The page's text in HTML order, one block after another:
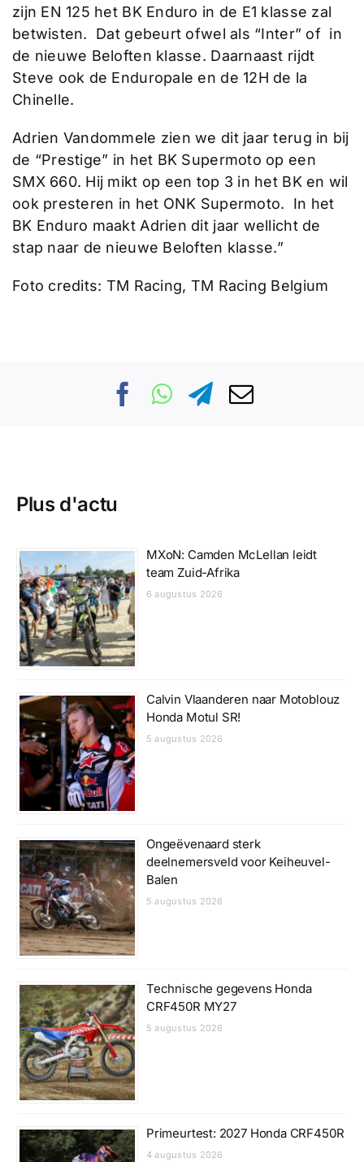
zijn EN 125 het BK Enduro in de E1 klasse zal
betwisten. Dat gebeurt ofwel als “Inter” of in
de nieuwe Beloften klasse. Daarnaast rijdt
Steve ook de Enduropale en de 12H de la
Chinelle.
Adrien Vandommele zien we dit jaar terug in bij
de “Prestige” in het BK Supermoto op een
SMX 660. Hij mikt op een top 3 in het BK en wil
ook presteren in het ONK Supermoto. In het
BK Enduro maakt Adrien dit jaar wellicht de
stap naar de nieuwe Beloften klasse.”
Foto credits: TM Racing, TM Racing Belgium
Plus d'actu
MXoN: Camden McLellan leidt
team Zuid-Afrika
6 augustus 2026
Calvin Vlaanderen naar Motoblouz
Honda Motul SR!
5 augustus 2026
Ongeëvenaard sterk
deelnemersveld voor Keiheuvel-
Balen
5 augustus 2026
Technische gegevens Honda
CRF450R MY27
5 augustus 2026
Primeurtest: 2027 Honda CRF450R
4 augustus 2026